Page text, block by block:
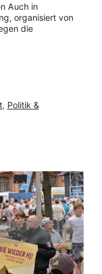
Auch in
organisiert von
die
, Politik &